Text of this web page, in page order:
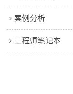
案例分析
工程师笔记本